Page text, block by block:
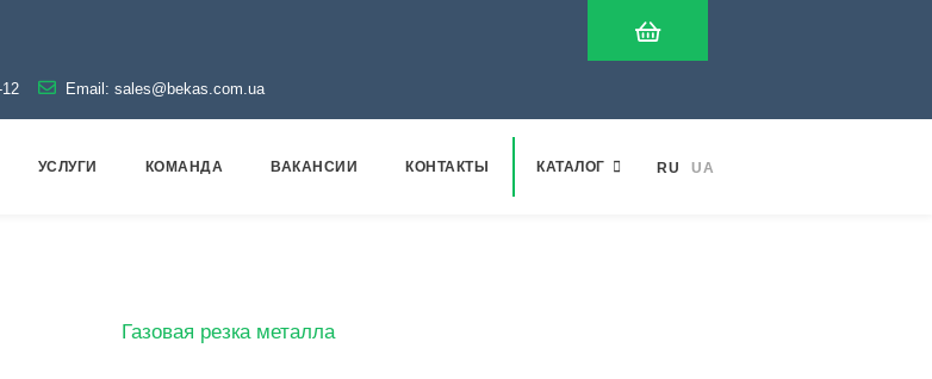
Email: sales@bekas.com.ua
УСЛУГИ КОМАНДА ВАКАНСИИ КОНТАКТЫ КАТАЛОГ RU UA
Газовая резка металла